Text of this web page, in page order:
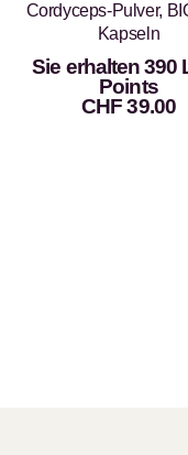
Cordyceps-Pulver,
Kapseln
Sie erhalten 390
Points
CHF39.00